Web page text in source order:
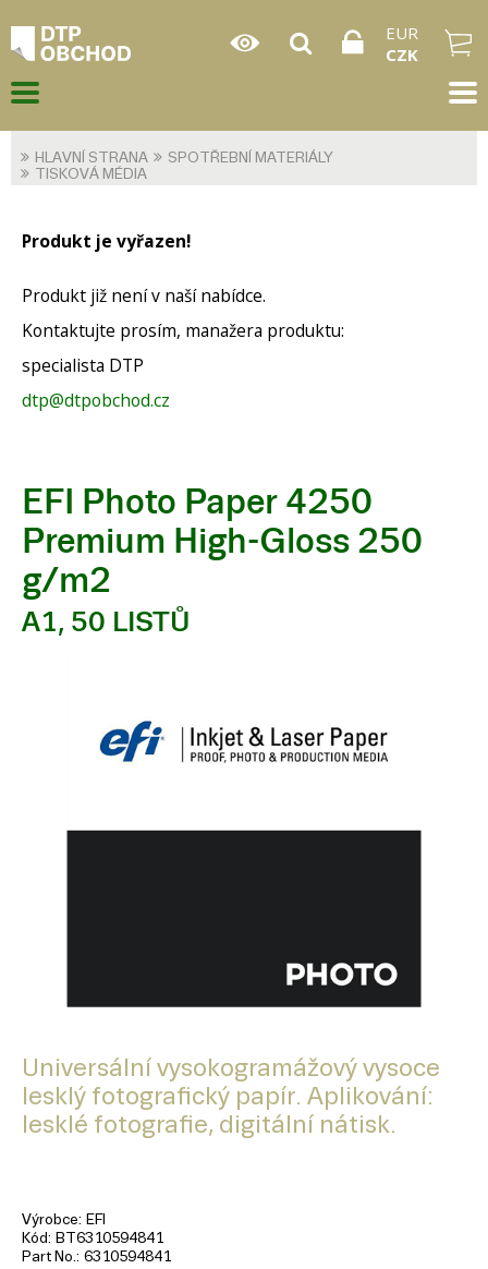
EUR
CZK
HLAVNÍ STRANA
SPOTŘEBNÍ MATERIÁLY
TISKOVÁ MÉDIA
Produkt je vyřazen!
Produkt již není v naší nabídce.
Kontaktujte prosím, manažera produktu:
specialista DTP
dtp@dtpobchod.cz
EFI Photo Paper 4250
Premium High-Gloss 250
g/m2
A1, 50 LISTŮ
Universální vysokogramážový vysoce
lesklý fotografický papír. Aplikování:
lesklé fotografie, digitální nátisk.
Výrobce
EFI
Kód
BT6310594841
Part No. 6310594841